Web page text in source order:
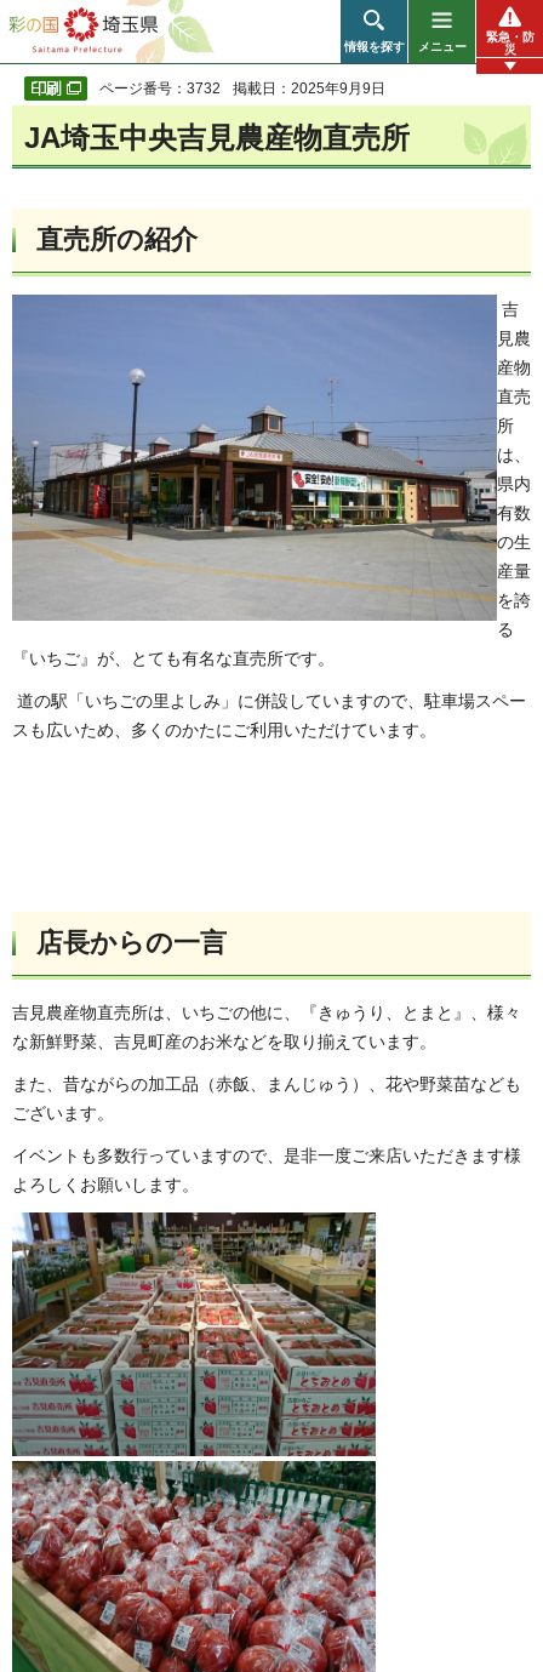
彩の国 埼玉県
情報を探す メニュー
緊急・防
災
ページ番号：3732 掲載日：2025年9月9日
JA埼玉中央吉見農産物直売所
直売所の紹介
吉
見農
産物
直売
所
は、
県内
有数
の生
産量
を誇
る
『いちご』が、とても有名な直売所です。
道の駅「いちごの里よしみ」に併設していますので、駐車場スペー
スも広いため、多くのかたにご利用いただけています。
店長からの一言
吉見農産物直売所は、いちごの他に、『きゅうり、とまと』、様々
な新鮮野菜、吉見町産のお米などを取り揃えています。
また、昔ながらの加工品（赤飯、まんじゅう）、花や野菜苗なども
ございます。
イベントも多数行っていますので、是非一度ご来店いただきます様
よろしくお願いします。